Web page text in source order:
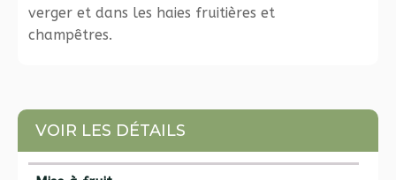
verger et dans les haies fruitières et
champêtres.
VOIR LES DÉTAILS